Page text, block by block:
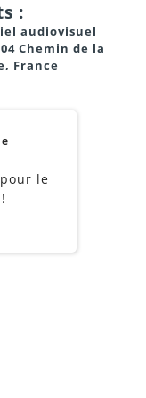
:
audiovisuel
Chemin de la
France
le